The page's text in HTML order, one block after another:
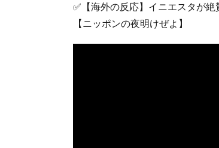
✅【海外の反応】イニエスタが
【ニッポンの夜明けぜよ】